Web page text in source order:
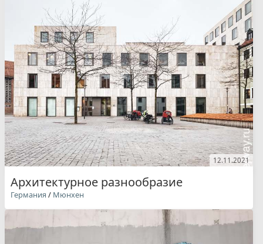
12.11.2021
Архитектурное разнообразие
Германия / Мюнхен